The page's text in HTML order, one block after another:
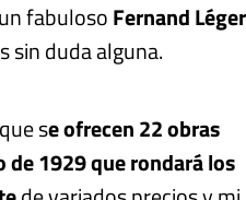
fabulosoFernand Léger
sin duda alguna.
se ofrecen 22 obras
de 1929 que rondará los